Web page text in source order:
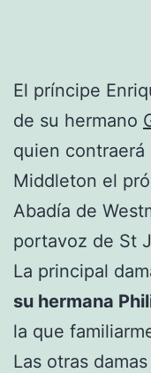
El príncipe
de su hermano
quien contraerá
Middleton el
Abadía de
portavoz de St
La principal
su hermana
la que
Las otras